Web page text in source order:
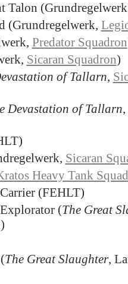
Talon
(Grundregelwerk,
Predator Squadron
Sicaran Squadron)
of Tallarn,
Devastation of Tallarn,
Sicaran
Heavy Tank
(FEHLT)
(The Great
The Great Slaughter,